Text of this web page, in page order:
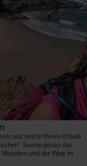
und sind in Ihrem Urlaub
Touren genau das
und der Weg im